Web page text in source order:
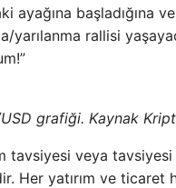
ayağına başladığına
yarılanma rallisi
grafiği. Kaynak
tavsiyesi veya tavsiyesi
Her yatırım ve ticaret